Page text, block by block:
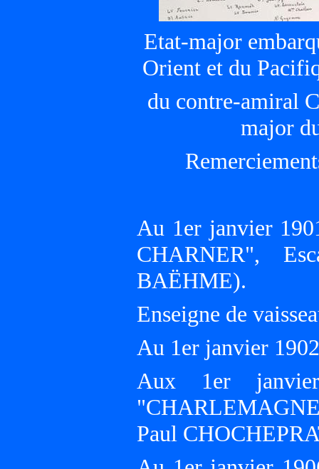
Etat-major
Orient et du
du contre-amiral
major
Au 1er janvier
CHARNER",
BAËHME).
Enseigne de
Au 1er janvier
Aux 1er
Paul